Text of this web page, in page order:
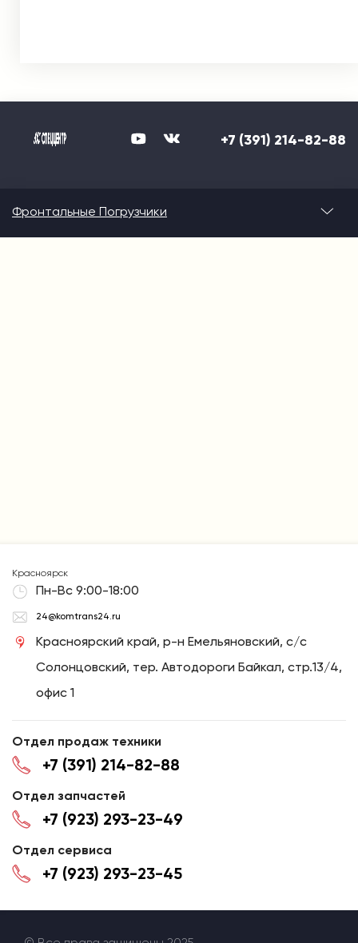
+7 (391) 214-82-88
Фронтальные Погрузчики
Красноярск
Пн-Вс 9:00-18:00
24@komtrans24.ru
Красноярский край, р-н Емельяновский, с/с
Солонцовский, тер. Автодороги Байкал, стр.13/4,
офис 1
Отдел продаж техники
+7 (391) 214-82-88
Отдел запчастей
+7 (923) 293-23-49
Отдел сервиса
+7 (923) 293-23-45